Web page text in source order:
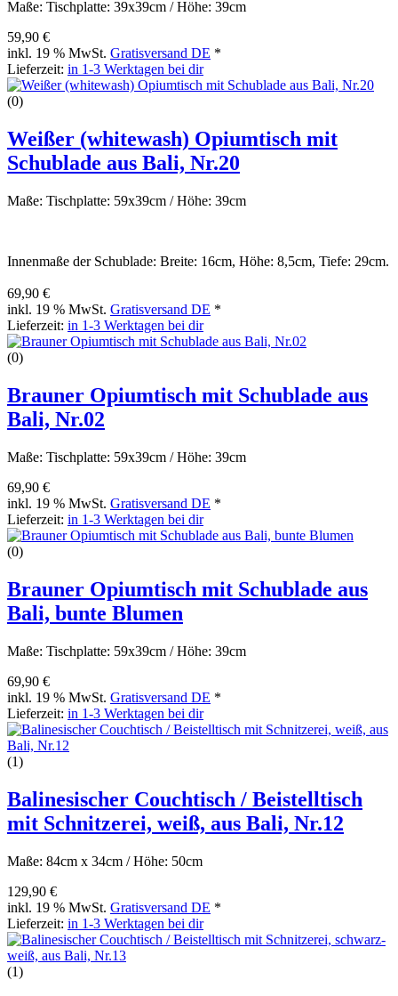
Maße: Tischplatte: 39x39cm / Höhe: 39cm
59,90 €
inkl. 19 % MwSt. Gratisversand DE *
Lieferzeit: in 1-3 Werktagen bei dir
(0)
Weißer (whitewash) Opiumtisch mit
Schublade aus Bali, Nr.20
Maße: Tischplatte: 59x39cm / Höhe: 39cm
Innenmaße der Schublade: Breite: 16cm, Höhe: 8,5cm, Tiefe: 29cm.
69,90 €
inkl. 19 % MwSt. Gratisversand DE *
Lieferzeit: in 1-3 Werktagen bei dir
(0)
Brauner Opiumtisch mit Schublade aus
Bali, Nr.02
Maße: Tischplatte: 59x39cm / Höhe: 39cm
69,90 €
inkl. 19 % MwSt. Gratisversand DE *
Lieferzeit: in 1-3 Werktagen bei dir
(0)
Brauner Opiumtisch mit Schublade aus
Bali, bunte Blumen
Maße: Tischplatte: 59x39cm / Höhe: 39cm
69,90 €
inkl. 19 % MwSt. Gratisversand DE *
Lieferzeit: in 1-3 Werktagen bei dir
(1)
Balinesischer Couchtisch / Beistelltisch
mit Schnitzerei, weiß, aus Bali, Nr.12
Maße: 84cm x 34cm / Höhe: 50cm
129,90 €
inkl. 19 % MwSt. Gratisversand DE *
Lieferzeit: in 1-3 Werktagen bei dir
(1)